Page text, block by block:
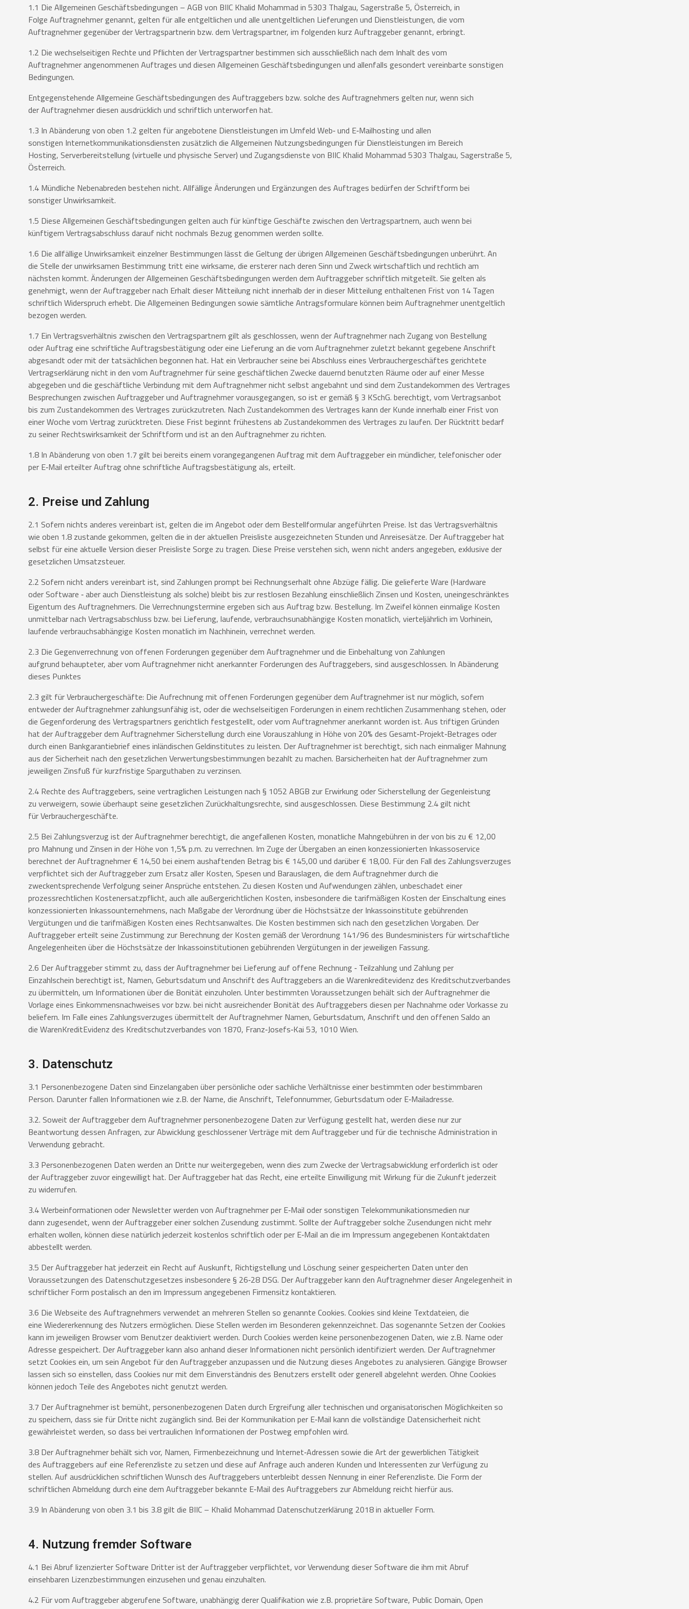
1.1 Die Allgemeinen Geschäftsbedingungen – AGB von BIIC Khalid Mohammad in 5303 Thalgau, Sagerstraße 5, Österreich, in
Folge Auftragnehmer genannt, gelten für alle entgeltlichen und alle unentgeltlichen Lieferungen und Dienstleistungen, die vom
Auftragnehmergegenüber der Vertragspartnerin bzw. dem Vertragspartner, im folgenden kurz Auftraggeber genannt, erbringt.
1.2 Die wechselseitigen Rechte und Pflichten der Vertragspartner bestimmen sich ausschließlich nach dem Inhalt des vom
Auftragnehmerangenommenen Auftrages und diesen Allgemeinen Geschäftsbedingungen und allenfalls gesondert vereinbarte sonstigen
Bedingungen.
Entgegenstehende Allgemeine Geschäftsbedingungen des Auftraggebers bzw. solche des Auftragnehmers gelten nur, wenn sich
derAuftragnehmer diesen ausdrücklich und schriftlich unterworfen hat.
1.3 In Abänderung von oben 1.2 gelten für angebotene Dienstleistungen im Umfeld Web‐ und E‐Mailhosting und allen
sonstigen Internetkommunikationsdiensten zusätzlich die Allgemeinen Nutzungsbedingungen für Dienstleistungen im Bereich
Hosting, Serverbereitstellung (virtuelle und physische Server) und Zugangsdienste von BIIC Khalid Mohammad 5303 Thalgau, Sagerstraße 5,
Österreich.
1.4 Mündliche Nebenabreden bestehen nicht. Allfällige Änderungen und Ergänzungen des Auftrages bedürfen der Schriftform bei
sonstigerUnwirksamkeit.
1.5 Diese Allgemeinen Geschäftsbedingungen gelten auch für künftige Geschäfte zwischen den Vertragspartnern, auch wenn bei
künftigem Vertragsabschluss darauf nicht nochmals Bezug genommen werden sollte.
1.6 Die allfällige Unwirksamkeit einzelner Bestimmungen lässt die Geltung der übrigen Allgemeinen Geschäftsbedingungen unberührt. An
die Stelle der unwirksamen Bestimmung tritt eine wirksame, die ersterer nach deren Sinn und Zweck wirtschaftlich und rechtlich am
nächsten kommt. Änderungen der Allgemeinen Geschäftsbedingungen werden dem Auftraggeber schriftlich mitgeteilt. Sie gelten als
genehmigt, wenn der Auftraggeber nach Erhalt dieser Mitteilung nicht innerhalb der in dieser Mitteilung enthaltenen Frist von 14 Tagen
schriftlich Widerspruch erhebt. Die Allgemeinen Bedingungen sowie sämtliche Antragsformulare können beim Auftragnehmer unentgeltlich
bezogen werden.
1.7 Ein Vertragsverhältnis zwischen den Vertragspartnern gilt als geschlossen, wenn der Auftragnehmer nach Zugang von Bestellung
oderAuftrag eine schriftliche Auftragsbestätigung oder eine Lieferung an die vom Auftragnehmer zuletzt bekannt gegebene Anschrift
abgesandt oder mit der tatsächlichen begonnen hat. Hat ein Verbraucher seine bei Abschluss eines Verbrauchergeschäftes gerichtete
Vertragserklärung nicht in den vom Auftragnehmer für seine geschäftlichen Zwecke dauernd benutzten Räume oder auf einer Messe
abgegeben und die geschäftliche Verbindung mit dem Auftragnehmer nicht selbst angebahnt und sind dem Zustandekommen des Vertrages
Besprechungen zwischen Auftraggeber und Auftragnehmer vorausgegangen, so ist er gemäß § 3 KSchG. berechtigt, vom Vertragsanbot
bis zum Zustandekommen des Vertrages zurückzutreten. Nach Zustandekommen des Vertrages kann der Kunde innerhalb einer Frist von
einer Woche vom Vertrag zurücktreten. Diese Frist beginnt frühestens ab Zustandekommen des Vertrages zu laufen. Der Rücktritt bedarf
zu seiner Rechtswirksamkeit der Schriftform und ist an den Auftragnehmer zu richten.
1.8 In Abänderung von oben 1.7 gilt bei bereits einem vorangegangenen Auftrag mit dem Auftraggeber ein mündlicher, telefonischer oder
per E‐Mail erteilter Auftrag ohne schriftliche Auftragsbestätigung als, erteilt.
2. Preise und Zahlung
2.1 Sofern nichts anderes vereinbart ist, gelten die im Angebot oder dem Bestellformular angeführten Preise. Ist das Vertragsverhältnis
wie oben 1.8 zustande gekommen, gelten die in der aktuellen Preisliste ausgezeichneten Stunden und Anreisesätze. Der Auftraggeber hat
selbst für eine aktuelle Version dieser Preisliste Sorge zu tragen. Diese Preise verstehen sich, wenn nicht anders angegeben, exklusive der
gesetzlichen Umsatzsteuer.
2.2 Sofern nicht anders vereinbart ist, sind Zahlungen prompt bei Rechnungserhalt ohne Abzüge fällig. Die gelieferte Ware (Hardware
oder Software ‐ aber auch Dienstleistung als solche) bleibt bis zur restlosen Bezahlung einschließlich Zinsen und Kosten, uneingeschränktes
Eigentum des Auftragnehmers. Die Verrechnungstermine ergeben sich aus Auftrag bzw. Bestellung. Im Zweifel können einmalige Kosten
unmittelbarnach Vertragsabschluss bzw. bei Lieferung, laufende, verbrauchsunabhängige Kosten monatlich, vierteljährlich im Vorhinein,
laufende verbrauchsabhängige Kosten monatlich im Nachhinein, verrechnet werden.
2.3 Die Gegenverrechnung von offenen Forderungen gegenüber dem Auftragnehmer und die Einbehaltung von Zahlungen
aufgrund behaupteter, aber vom Auftragnehmer nicht anerkannter Forderungen des Auftraggebers, sind ausgeschlossen. In Abänderung
dieses Punktes
2.3 gilt für Verbrauchergeschäfte: Die Aufrechnung mit offenen Forderungen gegenüber dem Auftragnehmer ist nur möglich, sofern
entwederder Auftragnehmer zahlungsunfähig ist, oder die wechselseitigen Forderungen in einem rechtlichen Zusammenhang stehen, oder
die Gegenforderung des Vertragspartners gerichtlich festgestellt, oder vom Auftragnehmer anerkannt worden ist. Aus triftigen Gründen
hat derAuftraggeber dem Auftragnehmer Sicherstellung durch eine Vorauszahlung in Höhe von 20% des Gesamt‐Projekt‐Betrages oder
durch einen Bankgarantiebrief eines inländischen Geldinstitutes zu leisten. Der Auftragnehmer ist berechtigt, sich nach einmaliger Mahnung
aus der Sicherheit nach den gesetzlichen Verwertungsbestimmungen bezahlt zu machen. Barsicherheiten hat der Auftragnehmer zum
jeweiligen Zinsfuß für kurzfristige Sparguthaben zu verzinsen.
2.4 Rechte des Auftraggebers, seine vertraglichen Leistungen nach § 1052 ABGB zur Erwirkung oder Sicherstellung der Gegenleistung
zu verweigern, sowie überhaupt seine gesetzlichen Zurückhaltungsrechte, sind ausgeschlossen. Diese Bestimmung 2.4 gilt nicht
fürVerbrauchergeschäfte.
2.5 Bei Zahlungsverzug ist der Auftragnehmer berechtigt, die angefallenen Kosten, monatliche Mahngebühren in der von bis zu € 12,00
pro Mahnung und Zinsen in der Höhe von 1,5% p.m. zu verrechnen. Im Zuge der Übergaben an einen konzessionierten Inkassoservice
berechnet der Auftragnehmer € 14,50 bei einem aushaftenden Betrag bis € 145,00 und darüber € 18,00. Für den Fall des Zahlungsverzuges
verpflichtet sich der Auftraggeber zum Ersatz aller Kosten, Spesen und Barauslagen, die dem Auftragnehmer durch die
zweckentsprechende Verfolgung seiner Ansprüche entstehen. Zu diesen Kosten und Aufwendungen zählen, unbeschadet einer
prozessrechtlichen Kostenersatzpflicht, auch alle außergerichtlichen Kosten, insbesondere die tarifmäßigen Kosten der Einschaltung eines
konzessionierten Inkassounternehmens, nach Maßgabe der Verordnung über die Höchstsätze der Inkassoinstitute gebührenden
Vergütungen und die tarifmäßigen Kosten eines Rechtsanwaltes. Die Kosten bestimmen sich nach den gesetzlichen Vorgaben. Der
Auftraggeber erteilt seine Zustimmung zur Berechnung der Kosten gemäß der Verordnung 141/96 des Bundesministers für wirtschaftliche
Angelegenheiten über die Höchstsätze der Inkassoinstitutionen gebührenden Vergütungen in der jeweiligen Fassung.
2.6 Der Auftraggeber stimmt zu, dass der Auftragnehmer bei Lieferung auf offene Rechnung ‐ Teilzahlung und Zahlung per
Einzahlschein berechtigt ist, Namen, Geburtsdatum und Anschrift des Auftraggebers an die Warenkreditevidenz des Kreditschutzverbandes
zu übermitteln, um Informationen über die Bonität einzuholen. Unter bestimmten Voraussetzungen behält sich der Auftragnehmer die
Vorlage eines Einkommensnachweises vor bzw. bei nicht ausreichender Bonität des Auftraggebers diesen per Nachnahme oder Vorkasse zu
beliefern. Im Falle eines Zahlungsverzuges übermittelt der Auftragnehmer Namen, Geburtsdatum, Anschrift und den offenen Saldo an
die WarenKreditEvidenz des Kreditschutzverbandes von 1870, Franz‐Josefs‐Kai 53, 1010 Wien.
3. Datenschutz
3.1 Personenbezogene Daten sind Einzelangaben über persönliche oder sachliche Verhältnisse einer bestimmten oder bestimmbaren
Person. Darunter fallen Informationen wie z.B. der Name, die Anschrift, Telefonnummer, Geburtsdatum oder E‐Mailadresse.
3.2. Soweit der Auftraggeber dem Auftragnehmer personenbezogene Daten zur Verfügung gestellt hat, werden diese nur zur
Beantwortung dessen Anfragen, zur Abwicklung geschlossener Verträge mit dem Auftraggeber und für die technische Administration in
Verwendung gebracht.
3.3 Personenbezogenen Daten werden an Dritte nur weitergegeben, wenn dies zum Zwecke der Vertragsabwicklung erforderlich ist oder
derAuftraggeber zuvor eingewilligt hat. Der Auftraggeber hat das Recht, eine erteilte Einwilligung mit Wirkung für die Zukunft jederzeit
zu widerrufen.
3.4 Werbeinformationen oder Newsletter werden von Auftragnehmer per E‐Mail oder sonstigen Telekommunikationsmedien nur
dann zugesendet, wenn der Auftraggeber einer solchen Zusendung zustimmt. Sollte der Auftraggeber solche Zusendungen nicht mehr
erhalten wollen, können diese natürlich jederzeit kostenlos schriftlich oder per E‐Mail an die im Impressum angegebenen Kontaktdaten
abbestellt werden.
3.5 Der Auftraggeber hat jederzeit ein Recht auf Auskunft, Richtigstellung und Löschung seiner gespeicherten Daten unter den
Voraussetzungen des Datenschutzgesetzes insbesondere § 26‐28 DSG. Der Auftraggeber kann den Auftragnehmer dieser Angelegenheit in
schriftlicher Form postalisch an den im Impressum angegebenen Firmensitz kontaktieren.
3.6 Die Webseite des Auftragnehmers verwendet an mehreren Stellen so genannte Cookies. Cookies sind kleine Textdateien, die
eine Wiedererkennung des Nutzers ermöglichen. Diese Stellen werden im Besonderen gekennzeichnet. Das sogenannte Setzen der Cookies
kann im jeweiligen Browser vom Benutzer deaktiviert werden. Durch Cookies werden keine personenbezogenen Daten, wie z.B. Name oder
Adresse gespeichert. Der Auftraggeber kann also anhand dieser Informationen nicht persönlich identifiziert werden. Der Auftragnehmer
setzt Cookies ein, um sein Angebot für den Auftraggeber anzupassen und die Nutzung dieses Angebotes zu analysieren. Gängige Browser
lassen sich so einstellen, dass Cookies nur mit dem Einverständnis des Benutzers erstellt oder generell abgelehnt werden. Ohne Cookies
können jedoch Teile des Angebotes nicht genutzt werden.
3.7 Der Auftragnehmer ist bemüht, personenbezogenen Daten durch Ergreifung aller technischen und organisatorischen Möglichkeiten so
zu speichern, dass sie für Dritte nicht zugänglich sind. Bei der Kommunikation per E‐Mail kann die vollständige Datensicherheit nicht
gewährleistet werden, so dass bei vertraulichen Informationen der Postweg empfohlen wird.
3.8 Der Auftragnehmer behält sich vor, Namen, Firmenbezeichnung und Internet‐Adressen sowie die Art der gewerblichen Tätigkeit
des Auftraggebers auf eine Referenzliste zu setzen und diese auf Anfrage auch anderen Kunden und Interessenten zur Verfügung zu
stellen. Auf ausdrücklichen schriftlichen Wunsch des Auftraggebers unterbleibt dessen Nennung in einer Referenzliste. Die Form der
schriftlichen Abmeldung durch eine dem Auftraggeber bekannte E‐Mail des Auftraggebers zur Abmeldung reicht hierfür aus.
3.9 In Abänderung von oben 3.1 bis 3.8 gilt die BIIC – Khalid Mohammad Datenschutzerklärung 2018 in aktueller Form.
4. Nutzung fremder Software
4.1 Bei Abruf lizenzierter Software Dritter ist der Auftraggeber verpflichtet, vor Verwendung dieser Software die ihm mit Abruf
einsehbaren Lizenzbestimmungen einzusehen und genau einzuhalten.
4.2 Für vom Auftraggeber abgerufene Software, unabhängig derer Qualifikation wie z.B. proprietäre Software, Public Domain, Open